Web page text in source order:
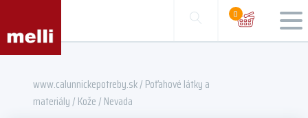
0
www.calunnickepotreby.sk/ Poťahové látky a
materiály/ Kože/ Nevada